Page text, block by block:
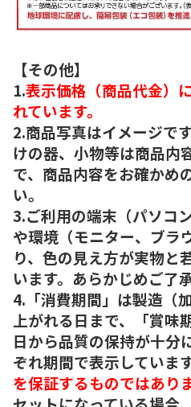
【その他】
1.表示価格（商品代金）
れています。
2.商品写真はイメージで
けの器、小物等は商品内
で、商品内容をお確かめ
い。
3.ご利用の端末（パソコ
や環境（モニター、ブラ
り、色の見え方が実物と
います。あらかじめご了
4.「消費期間」は製造（
上がれる日まで、「賞味
日から品質の保持が十分
ぞれ期間で表示しています
を保証するものではあり